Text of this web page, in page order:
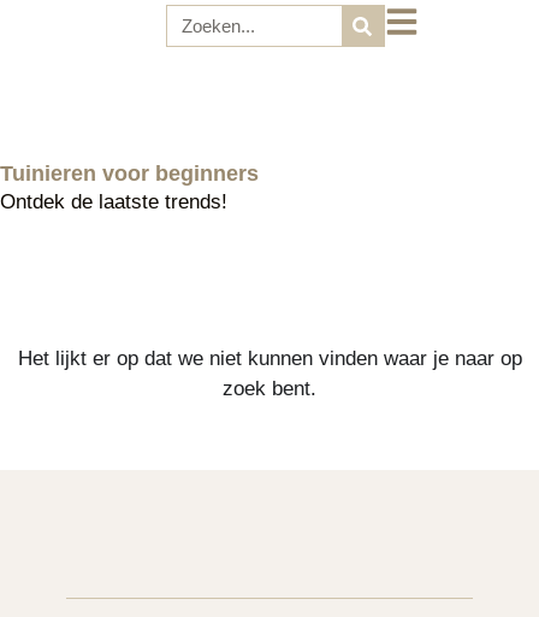
Tuinieren voor beginners
Ontdek de laatste trends!
Het lijkt er op dat we niet kunnen vinden waar je naar op
zoek bent.